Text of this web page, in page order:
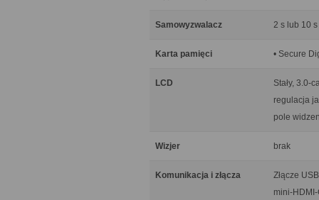
Samowyzwalacz 2 s lub 10
Karta pamięci • Secure
LCD
Stały, 3.0-
regulacja
pole
Wizjer brak
Komunikacja i złącza
Złącze
mini-